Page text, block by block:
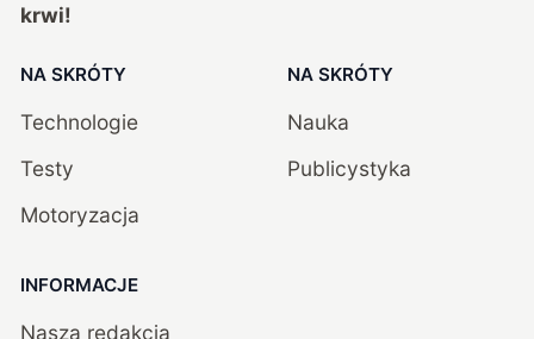
krwi!
NA SKRÓTY
Technologie
Testy
Motoryzacja
NA SKRÓTY
Nauka
Publicystyka
INFORMACJE
Nasza redakcja